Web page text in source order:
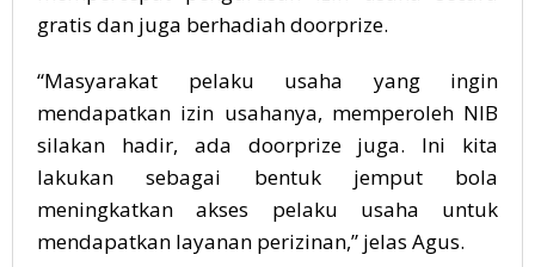
gratis dan juga berhadiah doorprize.
“Masyarakat pelaku usaha yang ingin
mendapatkan izin usahanya, memperoleh NIB
silakan hadir, ada doorprize juga. Ini kita
lakukan sebagai bentuk jemput bola
meningkatkan akses pelaku usaha untuk
mendapatkan layanan perizinan,” jelas Agus.